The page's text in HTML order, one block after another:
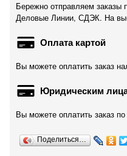
Бережно отправляем заказы
Деловые Линии, СДЭК. На
Оплата картой
Вы можете оплатить заказ
Юридическим
Вы можете оплатить заказ
Поделиться…